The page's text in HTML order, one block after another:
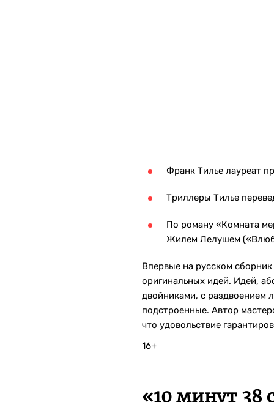
Франк Тилье лауреат
Триллеры Тилье
По роману «Комната
Жилем Лелушем
Впервые на русском
оригинальных идей. Идей,
двойниками, с раздвоением
подстроенные. Автор
что удовольствие
16+
«10 минут 38